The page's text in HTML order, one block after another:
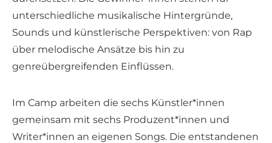
unterschiedliche musikalische Hintergründe,
Sounds und künstlerische Perspektiven: von Rap
über melodische Ansätze bis hin zu
genreübergreifenden Einflüssen.
Im Camp arbeiten die sechs Künstler*innen
gemeinsam mit sechs Produzent*innen und
Writer*innen an eigenen Songs. Die entstandenen